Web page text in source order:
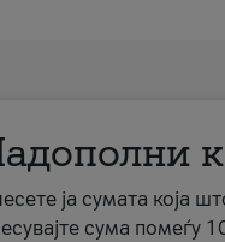
ја сумата која
сума помеѓу